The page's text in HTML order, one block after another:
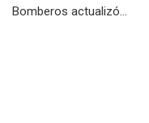
Bomberos actualizó...